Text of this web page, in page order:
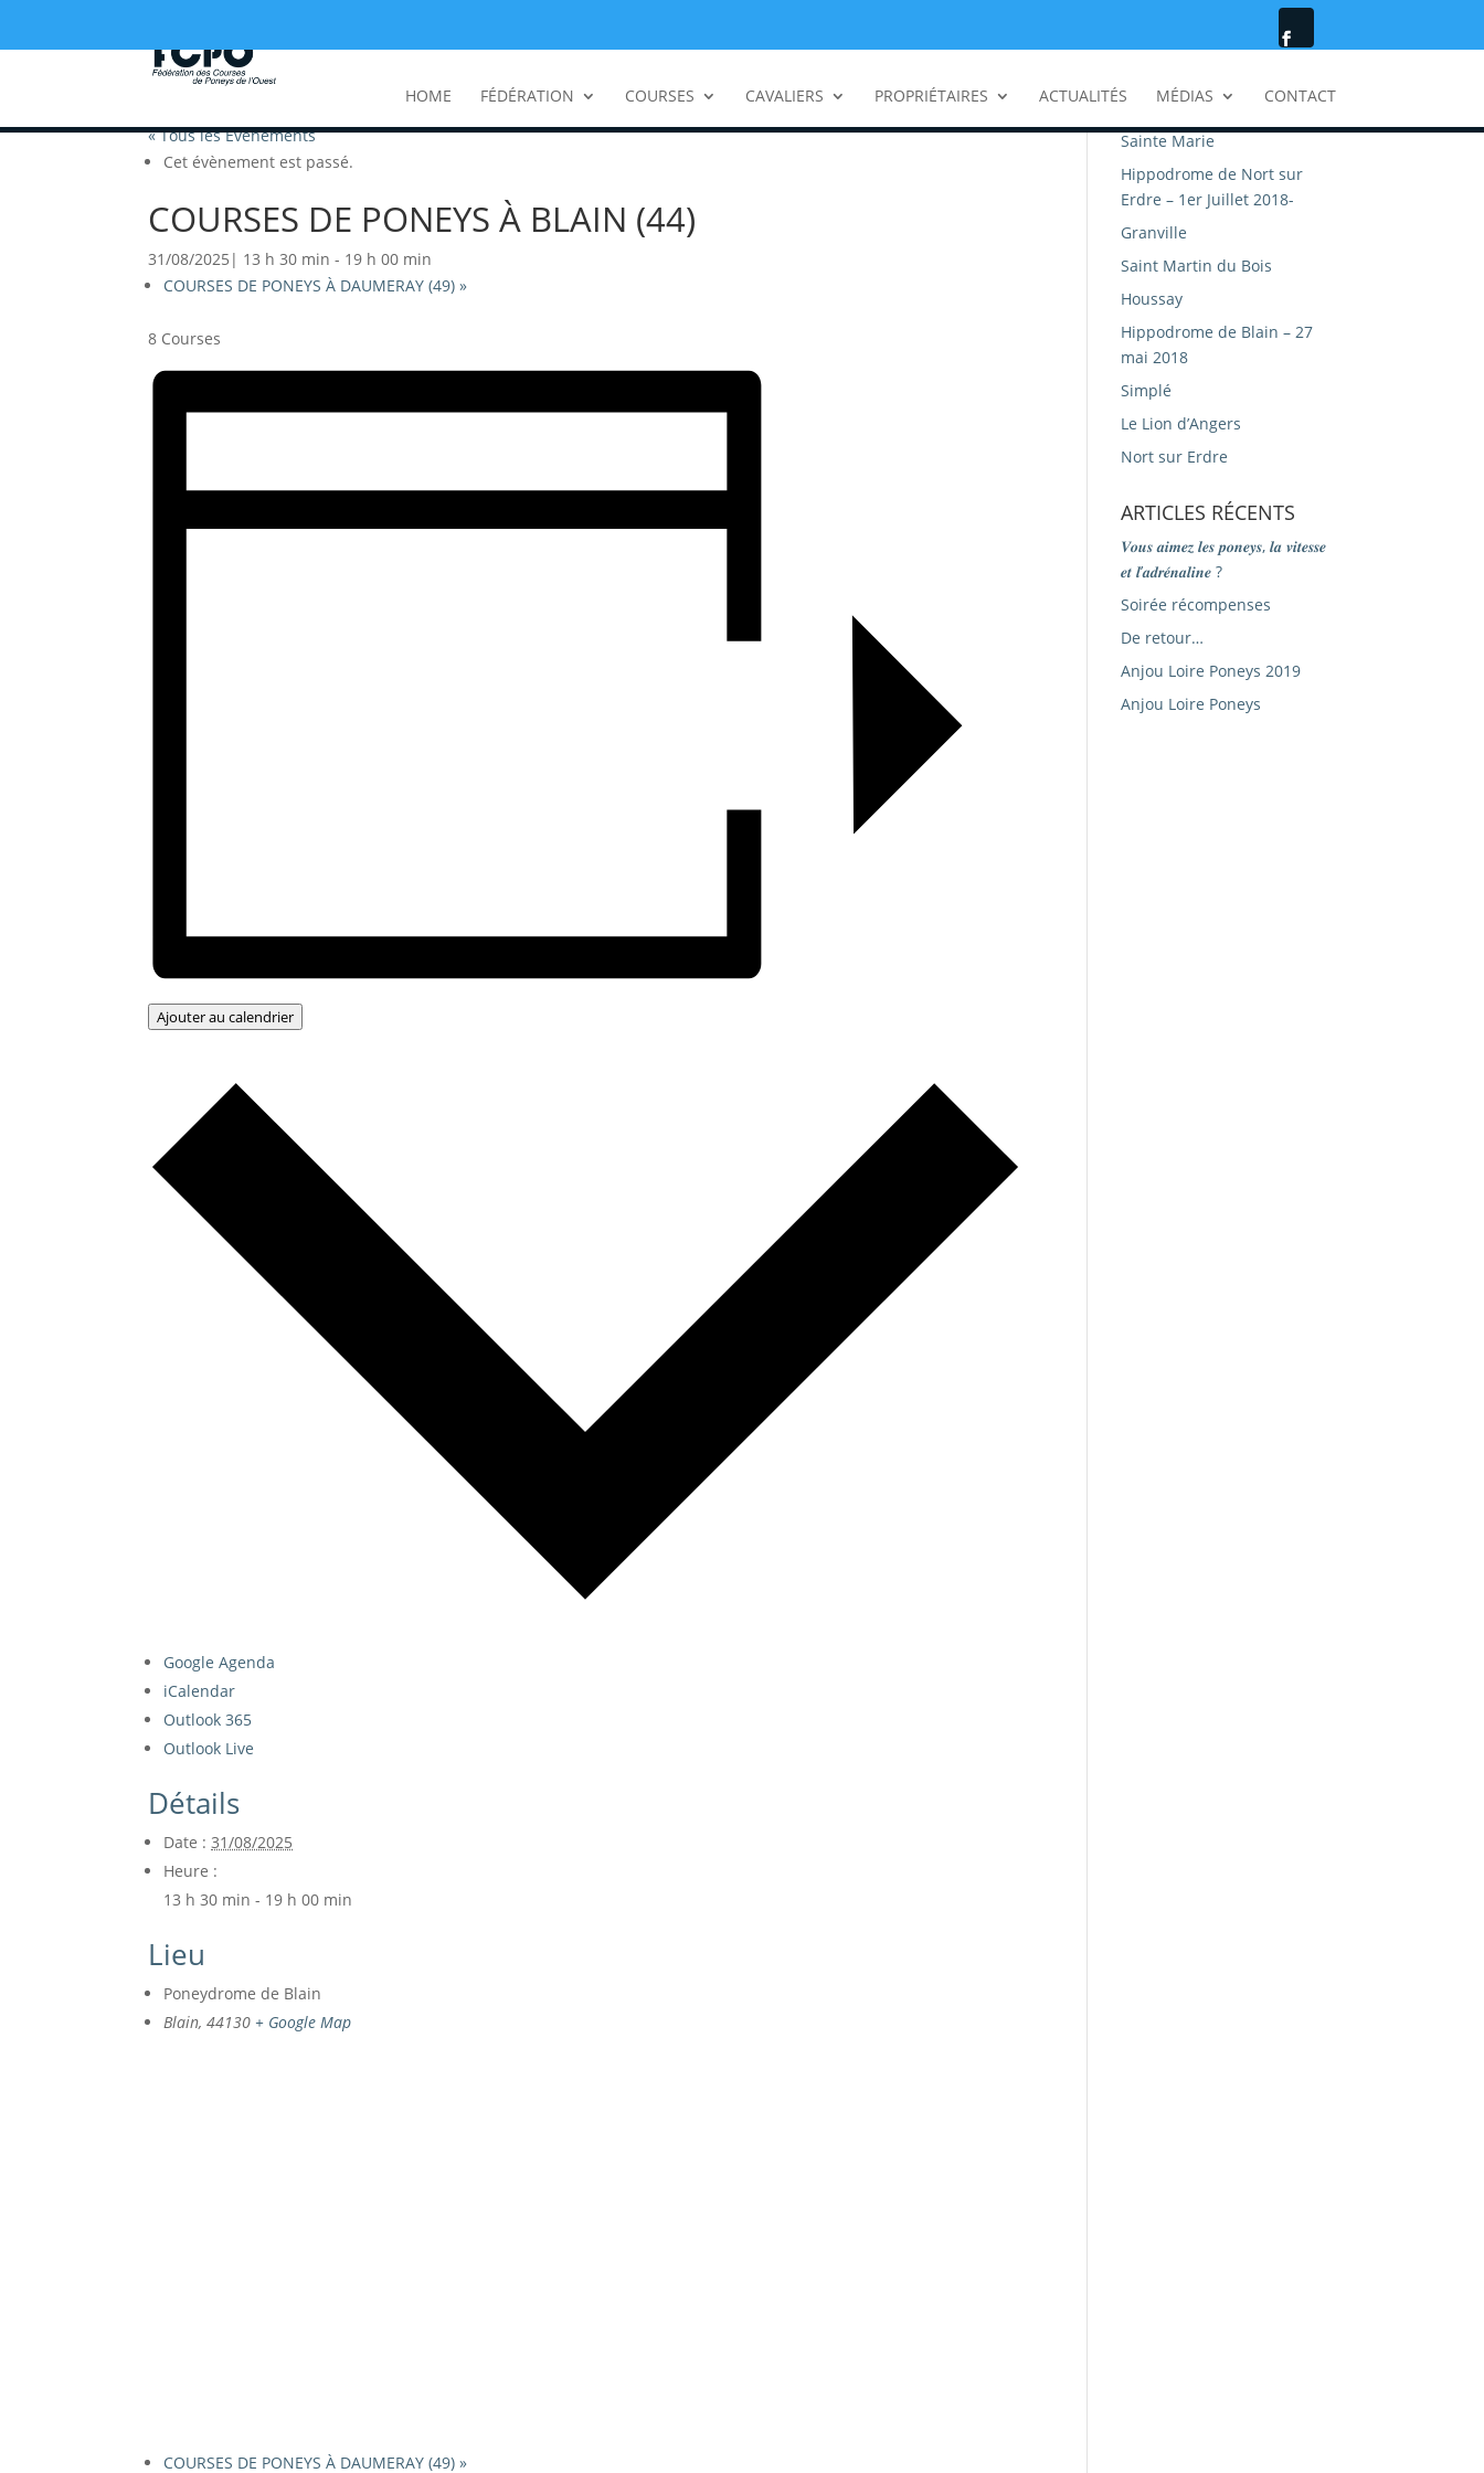
HOME FÉDÉRATION COURSES CAVALIERS PROPRIÉTAIRES ACTUALITÉS MÉDIAS
CONTACT
« Tous les Évènements
Cet évènement est passé.
COURSES DE PONEYS À BLAIN (44)
31/08/2025| 13 h 30 min - 19 h 00 min
COURSES DE PONEYS À DAUMERAY (49)»
8 Courses
Ajouter au calendrier
Google Agenda
iCalendar
Outlook 365
Outlook Live
Détails
Date : 31/08/2025
Heure :
13 h 30 min - 19 h 00 min
Lieu
Poneydrome de Blain
Blain, 44130 + Google Map
COURSES DE PONEYS À DAUMERAY (49)»
La Bazouge de Chemeré
Sainte Marie
Hippodrome de Nort sur
Erdre – 1er Juillet 2018-
Granville
Saint Martin du Bois
Houssay
Hippodrome de Blain – 27
mai 2018
Simplé
Le Lion d’Angers
Nort sur Erdre
ARTICLES RÉCENTS
𝑽𝒐𝒖𝒔 𝒂𝒊𝒎𝒆𝒛 𝒍𝒆𝒔 𝒑𝒐𝒏𝒆𝒚𝒔, 𝒍𝒂 𝒗𝒊𝒕𝒆𝒔𝒔𝒆
𝒆𝒕 𝒍’𝒂𝒅𝒓𝒆́𝒏𝒂𝒍𝒊𝒏𝒆 ?
Soirée récompenses
De retour…
Anjou Loire Poneys 2019
Anjou Loire Poneys